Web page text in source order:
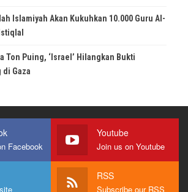
Islamiyah Akan Kukuhkan 10.000 Guru Al-
Ton Puing, ‘Israel’ Hilangkan Bukti
di Gaza
Facebook
Youtube
Join us on Youtube
RSS
Subscribe our RSS